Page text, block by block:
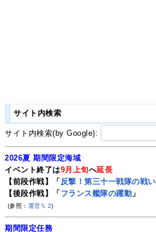
サイト内検索
サイト内検索(by Google):
2026夏 期間限定海域
イベント終了は9月上旬へ延長
【前段作戦】「 反撃！第三十一戦隊の戦い
【後段作戦】「フランス艦隊の躍動 」
(参照： 運営𝕏 2)
期間限定任務